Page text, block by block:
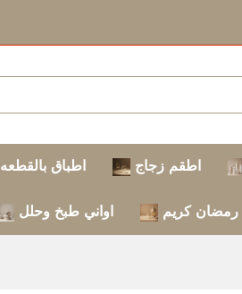
اطباق بالقطعه اطقم زجاج
اواني طبخ وحلل رمضان كريم